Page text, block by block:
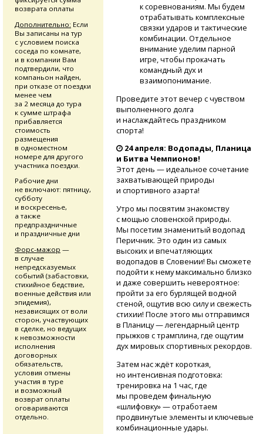
к соревнованиям. Мы будем
отрабатывать комплексные
связки ударов и тактические
комбинации. Отдельное
внимание уделим парной
игре, чтобы прокачать
командный дух и
взаимопонимание.
Проведите этот вечер с чувством
выполненного долга
и наслаждайтесь праздником
спорта!
24 апреля: Водопады, Планица
и Битва Чемпионов!
Этот день — идеальное сочетание
захватывающей природы
и спортивного азарта!
Утро мы посвятим знакомству
с мощью словенской природы.
Мы посетим знаменитый водопад
Перичник. Это один из самых
высоких и впечатляющих
водопадов в Словении! Вы сможете
подойти к нему максимально близко
и даже совершить невероятное:
пройти за его бурлящей водной
стеной, ощутив всю силу и свежесть
стихии! После этого мы отправимся
в Планицу — легендарный центр
прыжков с трамплина, где ощутим
дух мировых спортивных рекордов.
Затем нас ждёт короткая,
но интенсивная подготовка:
тренировка на 1 час, где
мы проведем финальную
«шлифовку» — отработаем
продвинутые элементы и ключевые
комбинационные удары.
возврата оплаты
Дополнительно: Если
Вы записаны на тур
с условием поиска
соседа по комнате,
и в компании Вам
подтвердили, что
компаньон найден,
при отказе от поездки
менее чем
за 2 месяца до тура
к сумме штрафа
прибавляется
стоимость
размещения
в одноместном
номере для другого
участника поездки.
Рабочие дни
не включают: пятницу,
субботу
и воскресенье,
а также
предпраздничные
и праздничные дни
Форс-мажор —
в случае
непредсказуемых
событий (забастовки,
стихийное бедствие,
военные действия или
эпидемия),
независящих от воли
сторон, участвующих
в сделке, но ведущих
к невозможности
исполнения
договорных
обязательств,
условия отмены
участия в туре
и возможный
возврат оплаты
оговариваются
отдельно.